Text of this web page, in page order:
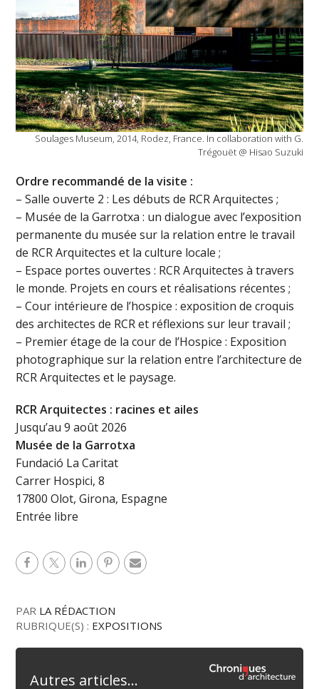
Soulages Museum, 2014, Rodez, France. In collaboration with G.
Trégouët @ Hisao Suzuki
Ordre recommandé de la visite :
– Salle ouverte 2 : Les débuts de RCR Arquitectes ;
– Musée de la Garrotxa : un dialogue avec l’exposition
permanente du musée sur la relation entre le travail
de RCR Arquitectes et la culture locale ;
– Espace portes ouvertes : RCR Arquitectes à travers
le monde. Projets en cours et réalisations récentes ;
– Cour intérieure de l’hospice : exposition de croquis
des architectes de RCR et réflexions sur leur travail ;
– Premier étage de la cour de l’Hospice : Exposition
photographique sur la relation entre l’architecture de
RCR Arquitectes et le paysage.
RCR Arquitectes : racines et ailes
Jusqu’au 9 août 2026
Musée de la Garrotxa
Fundació La Caritat
Carrer Hospici, 8
17800 Olot, Girona, Espagne
Entrée libre
PAR LA RÉDACTION
RUBRIQUE(S) : EXPOSITIONS
Autres articles...